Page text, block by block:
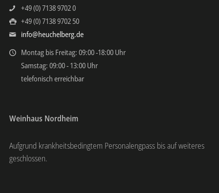
+49 (0) 7138 9702 0
+49 (0) 7138 9702 50
info@heuchelberg.de
Montag bis Freitag: 09:00 -18:00 Uhr
Samstag: 09:00 - 13:00 Uhr
telefonisch erreichbar
Weinhaus Nordheim
Aufgrund krankheitsbedingtem Personalengpass bis auf weiteres
geschlossen.